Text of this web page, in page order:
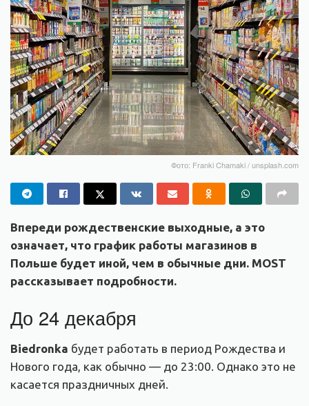
Фото: Franki Chamaki / unsplash.com
Впереди рождественские выходные, а это
означает, что график работы магазинов в
Польше будет иной, чем в обычные дни. MOST
рассказывает подробности.
До 24 декабря
Biedronka будет работать в период Рождества и
Нового года, как обычно — до 23:00. Однако это не
касается праздничных дней.